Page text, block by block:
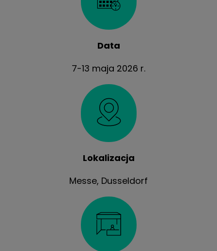
Data
7-13 maja 2026 r.
Lokalizacja
Messe, Dusseldorf